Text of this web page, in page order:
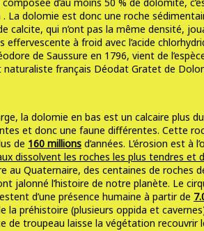
. La dolomie est donc une roche
calcite, qui n’ont pas la même densité,
effervescente à froid avec l’acide
de Saussure en 1796, vient de
naturaliste français Déodat Gratet de
la dolomie en bas est un calcaire plus
et donc une faune différentes. Cette
de 160 millions d’années. L’érosion est à
dissolvent les roches les plus tendres et
au Quaternaire, des centaines de roches
jalonné l’histoire de notre planète. Le
d’une présence humaine à partir de
préhistoire (plusieurs oppida et
de troupeau laisse la végétation recouvrir